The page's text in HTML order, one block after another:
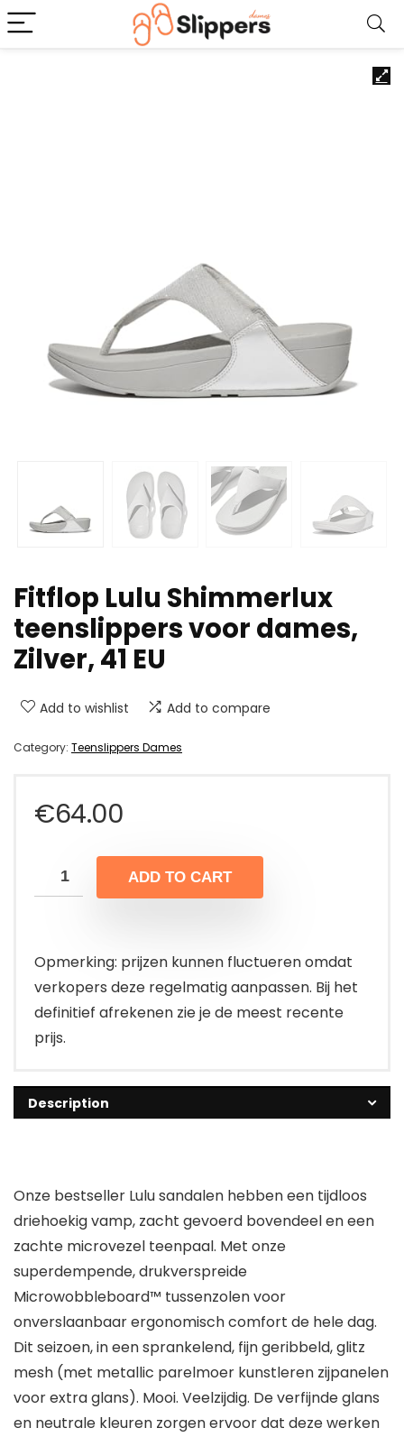
Fitflop Lulu Shimmerlux
teenslippers voor dames,
Zilver, 41 EU
Add to wishlist Add to compare
Category: Teenslippers Dames
€64.00
ADD TO CART
Opmerking: prijzen kunnen fluctueren omdat
verkopers deze regelmatig aanpassen. Bij het
definitief afrekenen zie je de meest recente
prijs.
Description
Onze bestseller Lulu sandalen hebben een tijdloos
driehoekig vamp, zacht gevoerd bovendeel en een
zachte microvezel teenpaal. Met onze
superdempende, drukverspreide
Microwobbleboard™ tussenzolen voor
onverslaanbaar ergonomisch comfort de hele dag.
Dit seizoen, in een sprankelend, fijn geribbeld, glitz
mesh (met metallic parelmoer kunstleren zijpanelen
voor extra glans). Mooi. Veelzijdig. De verfijnde glans
en neutrale kleuren zorgen ervoor dat deze werken